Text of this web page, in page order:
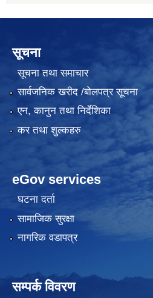
सूचना
सूचना तथा समाचार
सार्वजनिक खरीद /बोलपत्र सूचना
एन, कानुन तथा निर्देशिका
कर तथा शुल्कहरु
eGov services
घटना दर्ता
सामाजिक सुरक्षा
नागरिक वडापत्र
सम्पर्क विवरण